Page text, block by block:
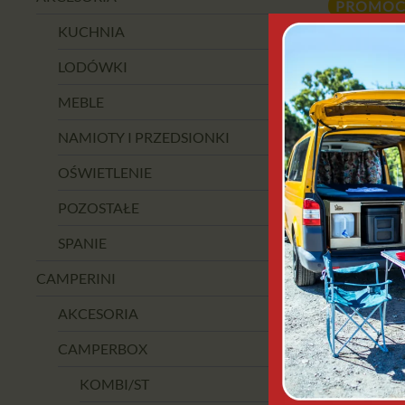
KUCHNIA
LODÓWKI
MEBLE
NAMIOTY I PRZEDSIONKI
OŚWIETLENIE
POZOSTAŁE
SPANIE
CAMPERINI
AKCESORIA
CAMPERBOX
KOMBI/ST
KAMPA